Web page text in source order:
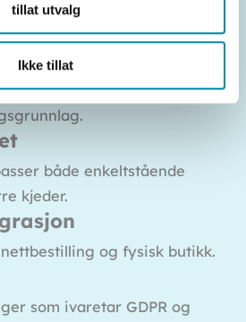
tillat utvalg
Ikke tillat
og digitale
og innsikt
og produksjonsrapporter for
både enkeltstående
kjeder.
og fysisk butikk.
som ivaretar GDPR og